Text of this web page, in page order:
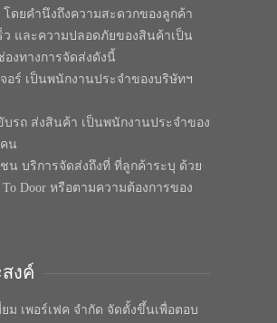
ดยคำนึงถึงความสะดวกของลูกค้า
ว และความปลอดภัยของสินค้าเป็น
งทางการจัดส่งดังนี้
อร์ เป็นพนักงานประจำของบริษัทฯ
บรถ ส่งสินค้า เป็นพนักงานประจำของ
น
น บริการจัดส่งถึงที่ ที่ลูกค้าระบุ ด้วย
To Door หรือตามความต้องการของ
งค์
ม เพอร์เฟค จำกัด จัดตั้งขึ้นเพื่อตอบ